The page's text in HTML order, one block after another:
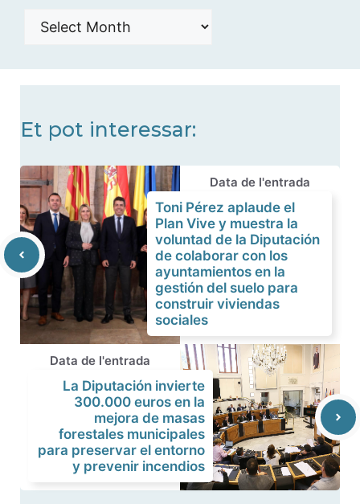
Histórico
Et pot interessar:
Data de l'entrada
Toni Pérez aplaude el
Plan Vive y muestra la
voluntad de la Diputación
de colaborar con los
ayuntamientos en la
gestión del suelo para
construir viviendas
sociales
Data de l'entrada
La Diputación invierte
300.000 euros en la
mejora de masas
forestales municipales
para preservar el entorno
y prevenir incendios